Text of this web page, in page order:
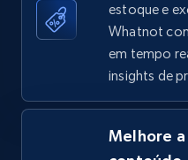
668+
TikTok Shop -
price, Final price,
estoque e
Whatnot
em tempo
insights de
Melhore